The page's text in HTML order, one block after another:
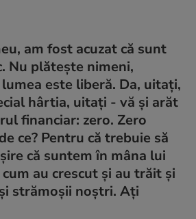
am fost acuzat că sunt
Nu plătește nimeni,
este liberă. Da, uitați,
hârtia, uitați - vă și arăt
financiar: zero. Zero
ce? Pentru că trebuie să
că suntem în mâna lui
au crescut și au trăit și
strămoșii noștri. Ați